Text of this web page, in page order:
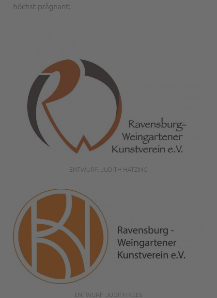
höchst prägnant:
ENTWURF: JUDITH HATZING
ENTWURF: JUDITH KEES